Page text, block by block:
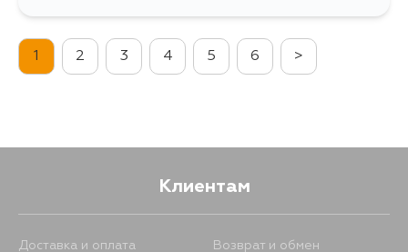
11 августа 1546
1 2 3 4 5 6 >
Клиентам
Доставка и оплата Возврат и обмен